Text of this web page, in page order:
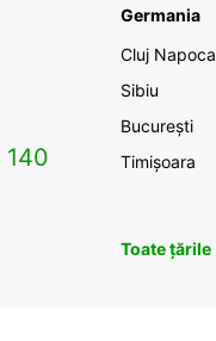
140
Germania
Cluj Napoca
Sibiu
București
Timișoara
Toate țările